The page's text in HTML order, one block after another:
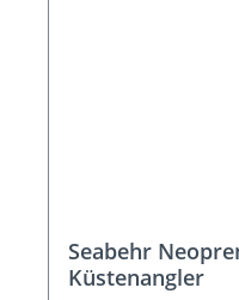
Seabehr
Küstenangler